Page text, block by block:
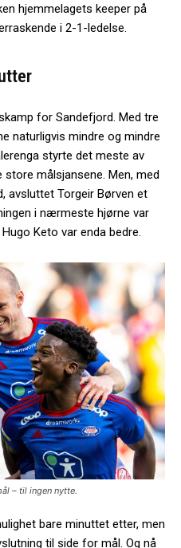
hjemmelagets keeper på
i 2-1-ledelse.
for Sandefjord. Med tre
naturligvis mindre og mindre
styrte det meste av
målsjansene. Men, med
avsluttet Torgeir Børven et
i nærmeste hjørne var
Keto var enda bedre.
– til ingen nytte.
bare minuttet etter, men
til side for mål. Og nå